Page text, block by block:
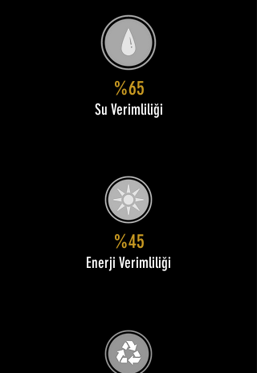
%65
Su Verimliliği
%45
Enerji Verimliliği